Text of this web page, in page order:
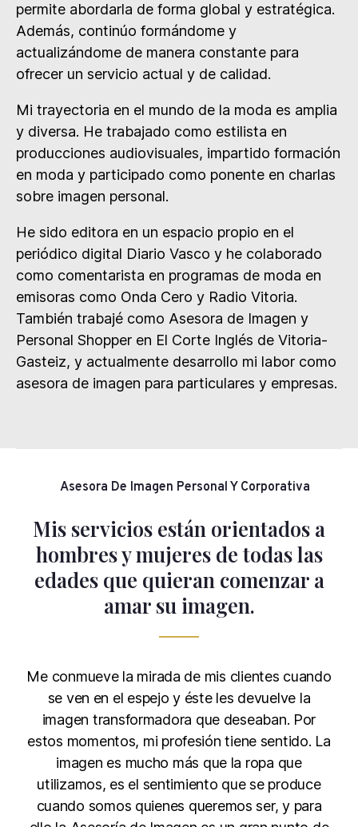
permite abordarla de forma global y estratégica.
Además, continúo formándome y
actualizándome de manera constante para
ofrecer un servicio actual y de calidad.
Mi trayectoria en el mundo de la moda es amplia
y diversa. He trabajado como estilista en
producciones audiovisuales, impartido formación
en moda y participado como ponente en charlas
sobre imagen personal.
He sido editora en un espacio propio en el
periódico digital Diario Vasco y he colaborado
como comentarista en programas de moda en
emisoras como Onda Cero y Radio Vitoria.
También trabajé como Asesora de Imagen y
Personal Shopper en El Corte Inglés de Vitoria-
Gasteiz, y actualmente desarrollo mi labor como
asesora de imagen para particulares y empresas.
Asesora De Imagen Personal Y Corporativa
Mis servicios están orientados a
hombres y mujeres de todas las
edades que quieran comenzar a
amar su imagen.
Me conmueve la mirada de mis clientes cuando
se ven en el espejo y éste les devuelve la
imagen transformadora que deseaban. Por
estos momentos, mi profesión tiene sentido. La
imagen es mucho más que la ropa que
utilizamos, es el sentimiento que se produce
cuando somos quienes queremos ser, y para